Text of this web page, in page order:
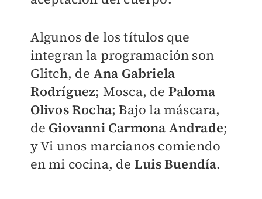
Algunos de los títulos que
integran la programación son
Glitch, de Ana Gabriela
Rodríguez; Mosca, de Paloma
Olivos Rocha; Bajo la máscara,
de Giovanni Carmona Andrade;
y Vi unos marcianos comiendo
en mi cocina, de Luis Buendía.